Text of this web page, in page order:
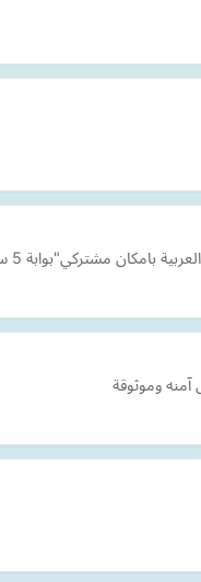
آمنه وموثوقة